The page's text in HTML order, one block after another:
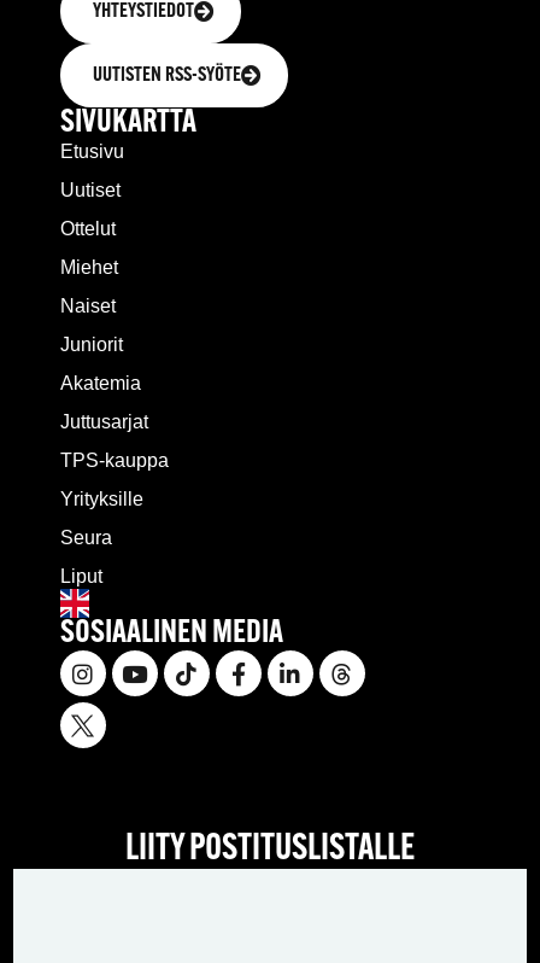
YHTEYSTIEDOT
UUTISTEN RSS-SYÖTE
SIVUKARTTA
Etusivu
Uutiset
Ottelut
Miehet
Naiset
Juniorit
Akatemia
Juttusarjat
TPS-kauppa
Yrityksille
Seura
Liput
SOSIAALINEN MEDIA
LIITY POSTITUSLISTALLE